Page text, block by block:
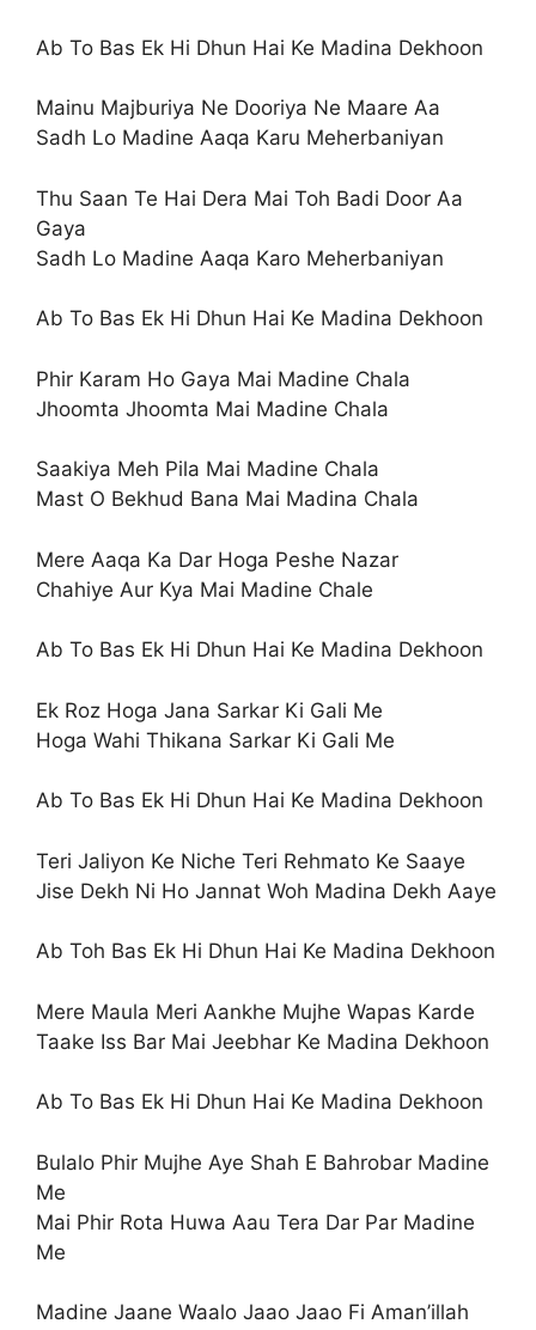
Ab To Bas Ek Hi Dhun Hai Ke Madina Dekhoon
Mainu Majburiya Ne Dooriya Ne Maare Aa
Sadh Lo Madine Aaqa Karu Meherbaniyan
Thu Saan Te Hai Dera Mai Toh Badi Door Aa
Gaya
Sadh Lo Madine Aaqa Karo Meherbaniyan
Ab To Bas Ek Hi Dhun Hai Ke Madina Dekhoon
Phir Karam Ho Gaya Mai Madine Chala
Jhoomta Jhoomta Mai Madine Chala
Saakiya Meh Pila Mai Madine Chala
Mast O Bekhud Bana Mai Madina Chala
Mere Aaqa Ka Dar Hoga Peshe Nazar
Chahiye Aur Kya Mai Madine Chale
Ab To Bas Ek Hi Dhun Hai Ke Madina Dekhoon
Ek Roz Hoga Jana Sarkar Ki Gali Me
Hoga Wahi Thikana Sarkar Ki Gali Me
Ab To Bas Ek Hi Dhun Hai Ke Madina Dekhoon
Teri Jaliyon Ke Niche Teri Rehmato Ke Saaye
Jise Dekh Ni Ho Jannat Woh Madina Dekh Aaye
Ab Toh Bas Ek Hi Dhun Hai Ke Madina Dekhoon
Mere Maula Meri Aankhe Mujhe Wapas Karde
Taake Iss Bar Mai Jeebhar Ke Madina Dekhoon
Ab To Bas Ek Hi Dhun Hai Ke Madina Dekhoon
Bulalo Phir Mujhe Aye Shah E Bahrobar Madine
Me
Mai Phir Rota Huwa Aau Tera Dar Par Madine
Me
Madine Jaane Waalo Jaao Jaao Fi Aman’illah